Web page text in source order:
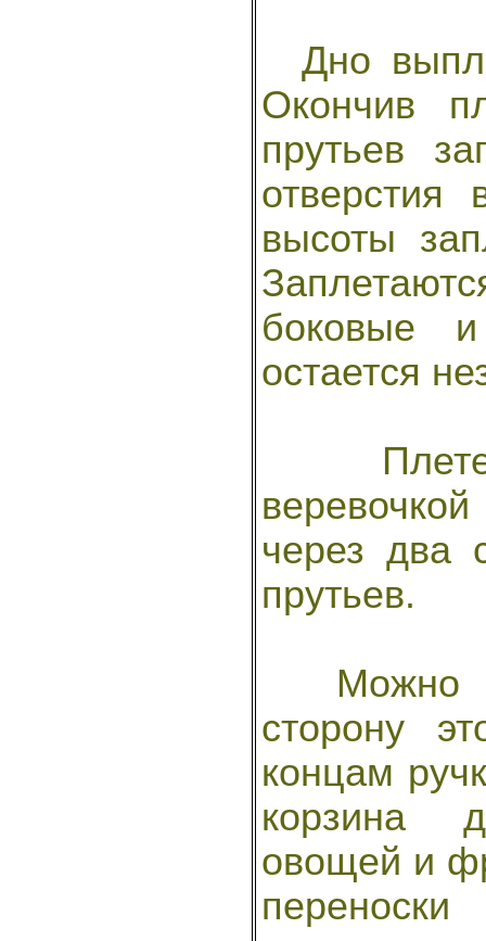
Дно
Окончив
прутьев
высоты
боковые
остается
через два
прутьев.
Можно
сторону
концам
корзина
овощей и